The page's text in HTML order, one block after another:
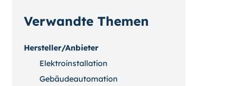
Verwandte Themen
Hersteller/Anbieter
Elektroinstallation
Gebäudeautomation